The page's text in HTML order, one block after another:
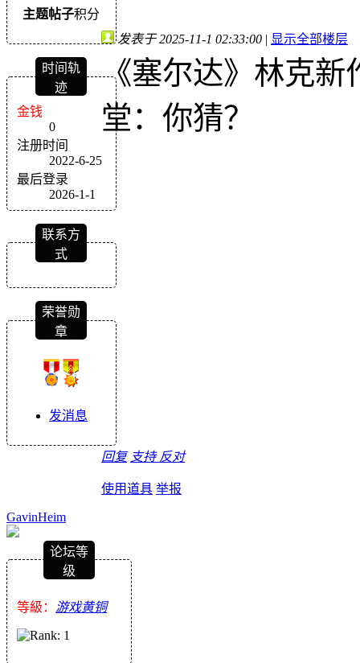
主题帖子积分
时间轨
迹
金钱
0
注册时间
2022-6-25
最后登录
2026-1-1
联系方
式
荣誉勋
章
发消息
发表于 2025-11-1 02:33:00 | 显示全部楼层
《塞尔达》林克新
堂：你猜？
回复 支持 反对
使用道具 举报
GavinHeim
论坛等
级
等級： 游戏黄铜